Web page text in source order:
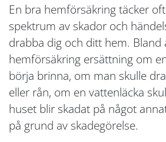
En bra hemförsäkring täcker
spektrum av skador och
drabba dig och ditt hem. Bland
hemförsäkring ersättning om
börja brinna, om man skulle
eller rån, om en vattenläcka
huset blir skadat på något
på grund av skadegörelse.